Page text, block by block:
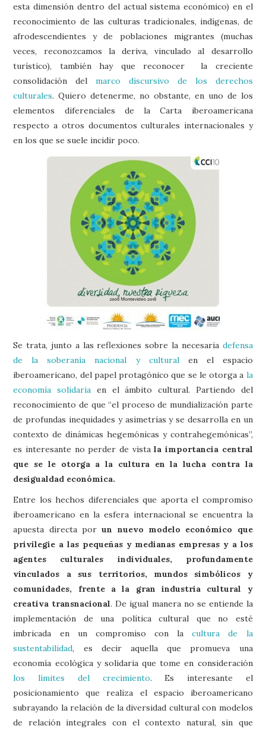
esta dimensión dentro del actual sistema económico) en el
reconocimiento de las culturas tradicionales, indígenas, de
afrodescendientes y de poblaciones migrantes (muchas
veces, reconozcamos la deriva, vinculado al desarrollo
turístico), también hay que reconocer la creciente
consolidación delmarco discursivo de los derechos
culturales. Quiero detenerme, no obstante, en uno de los
elementos diferenciales de la Carta iberoamericana
respecto a otros documentos culturales internacionales y
en los que se suele incidir poco.
Se trata, junto a las reflexiones sobre la necesaria defensa
de la soberanía nacional y cultural en el espacio
iberoamericano, del papel protagónico que se le otorga a la
economía solidaria en el ámbito cultural. Partiendo del
reconocimiento de que “el proceso de mundialización parte
de profundas inequidades y asimetrías y se desarrolla en un
contexto de dinámicas hegemónicas y contrahegemónicas”,
es interesante no perder de vistala importancia central
que se le otorga a la cultura en la lucha contra la
desigualdad económica.
Entre los hechos diferenciales que aporta el compromiso
iberoamericano en la esfera internacional se encuentra la
apuesta directa porun nuevo modelo económico que
privilegie a las pequeñas y medianas empresas y a los
agentes culturales individuales, profundamente
vinculados a sus territorios, mundos simbólicos y
comunidades, frente a la gran industria cultural y
creativa transnacional. De igual manera no se entiende la
implementación de una política cultural que no esté
imbricada en un compromiso con lacultura de la
sustentabilidad, es decir aquella que promueva una
economía ecológica y solidaria que tome en consideración
los límites del crecimiento. Es interesante el
posicionamiento que realiza el espacio iberoamericano
subrayando la relación de la diversidad cultural con modelos
de relación integrales con el contexto natural, sin que